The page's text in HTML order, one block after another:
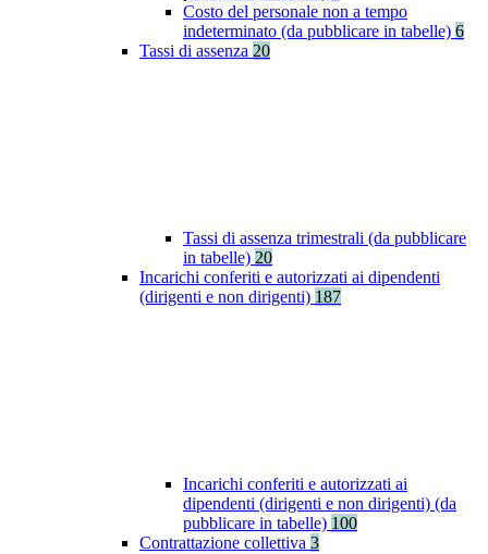
Costo del personale non a tempo
indeterminato (da pubblicare in tabelle) 6
Tassi di assenza 20
Tassi di assenza trimestrali (da pubblicare
in tabelle) 20
Incarichi conferiti e autorizzati ai dipendenti
(dirigenti e non dirigenti) 187
Incarichi conferiti e autorizzati ai
dipendenti (dirigenti e non dirigenti) (da
pubblicare in tabelle) 100
Contrattazione collettiva 3